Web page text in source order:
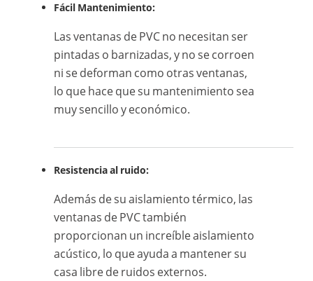
Fácil Mantenimiento:
Las ventanas de PVC no necesitan ser
pintadas o barnizadas, y no se corroen
ni se deforman como otras ventanas,
lo que hace que su mantenimiento sea
muy sencillo y económico.
Resistencia al ruido:
Además de su aislamiento térmico, las
ventanas de PVC también
proporcionan un increíble aislamiento
acústico, lo que ayuda a mantener su
casa libre de ruidos externos.